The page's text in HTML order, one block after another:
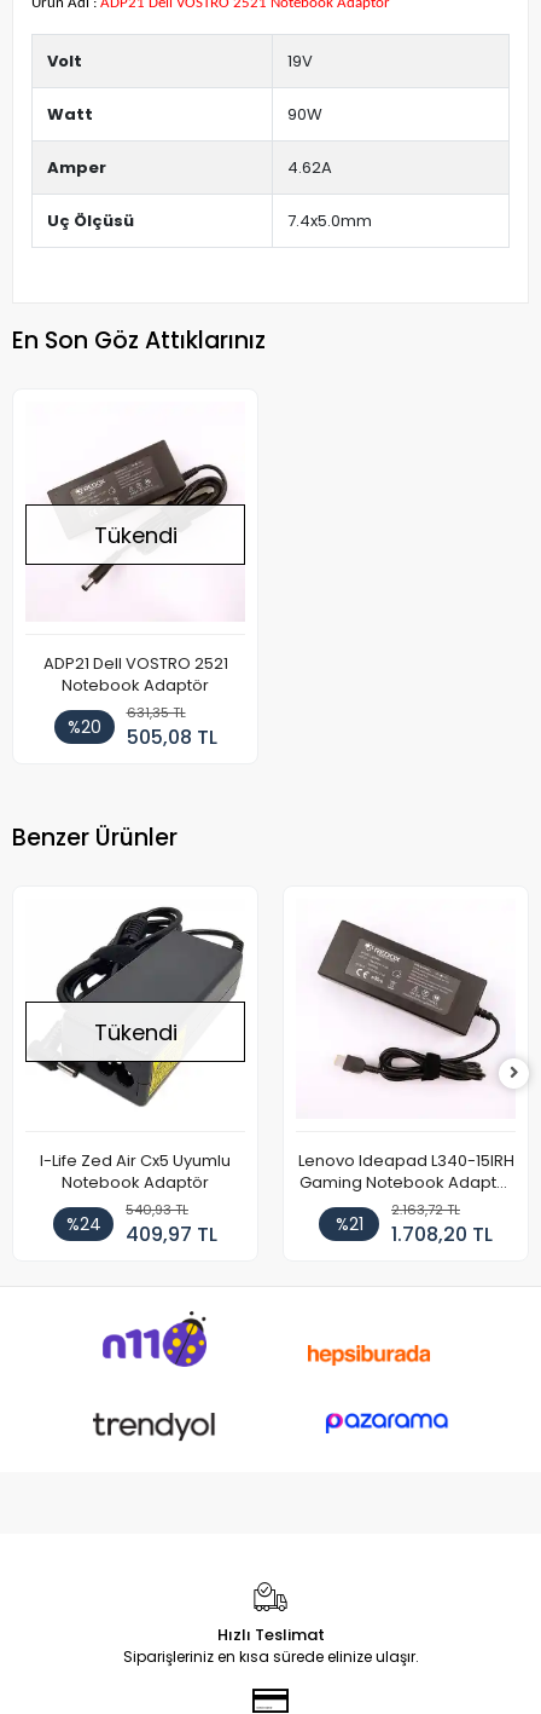
Ürün Adı : ADP21 Dell VOSTRO 2521 Notebook Adaptör
Volt 19V
Watt 90W
Amper 4.62A
Uç Ölçüsü 7.4x5.0mm
En Son Göz Attıklarınız
Tükendi
ADP21 Dell VOSTRO 2521
Notebook Adaptör
%20
631,35 TL
505,08 TL
Benzer Ürünler
Tükendi
I-Life Zed Air Cx5 Uyumlu
Notebook Adaptör
%24
540,93 TL
409,97 TL
Lenovo Ideapad L340-15IRH
Gaming Notebook Adaptör
Cihazı Şarj Aleti (150W)
%21
2.163,72 TL
1.708,20 TL
Hızlı Teslimat
Siparişleriniz en kısa sürede elinize ulaşır.